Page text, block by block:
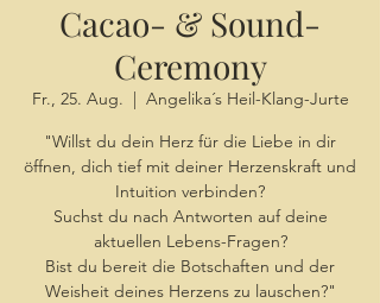
Cacao- & Sound-
Ceremony
Fr., 25. Aug.
  |
Angelika´s Heil-Klang-Jurte
"Willst du dein Herz für die Liebe in dir
öffnen, dich tief mit deiner Herzenskraft und
Intuition verbinden?
Suchst du nach Antworten auf deine
aktuellen Lebens-Fragen?
Bist du bereit die Botschaften und der
Weisheit deines Herzens zu lauschen?"